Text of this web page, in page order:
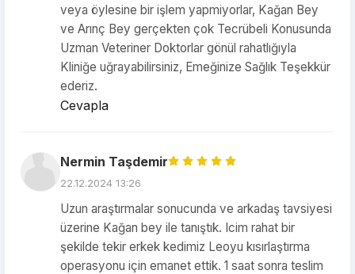
veya öylesine bir işlem yapmiyorlar, Kağan Bey
ve Arınç Bey gerçekten çok Tecrübeli Konusunda
Uzman Veteriner Doktorlar gönül rahatlığıyla
Kliniğe uğrayabilirsiniz, Emeğinize Sağlık Teşekkür
ederiz.
Cevapla
Nermin Taşdemir
22.12.2024 13:26
Uzun araştırmalar sonucunda ve arkadaş tavsiyesi
üzerine Kağan bey ile tanıştık. Icim rahat bir
şekilde tekir erkek kedimiz Leoyu kısırlaştırma
operasyonu için emanet ettik. 1 saat sonra teslim